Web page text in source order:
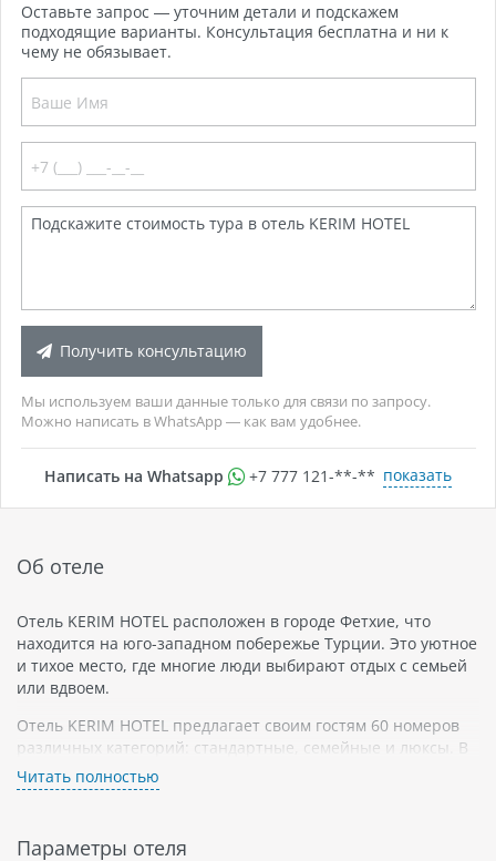
Оставьте запрос — уточним детали и подскажем
подходящие варианты. Консультация бесплатна и ни к
чему не обязывает.
Получить консультацию
Мы используем ваши данные только для связи по запросу.
Можно написать в WhatsApp — как вам удобнее.
Написать на Whatsapp +7 777 121-**-** показать
Об отеле
Отель KERIM HOTEL расположен в городе Фетхие, что
находится на юго-западном побережье Турции. Это уютное
и тихое место, где многие люди выбирают отдых с семьей
или вдвоем.
Отель KERIM HOTEL предлагает своим гостям 60 номеров
различных категорий: стандартные, семейные и люксы. В
каждом номере есть кондиционер, мини-бар, телевизор и
Wi-Fi.
ресторан, бар, сад, открытый бассейн и спа-центр. Гости
Читать полностью
Параметры отеля